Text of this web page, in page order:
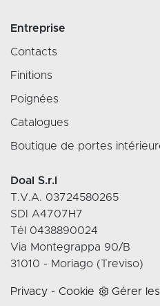
Entreprise
Contacts
Finitions
Poignées
Catalogues
Boutique de portes
Doal S.r.l
T.V.A. 03724580265
SDI A4707H7
Tél 0438890024
Via Montegrappa 90/B
31010 - Moriago (Treviso)
Privacy - Cookie Gérer